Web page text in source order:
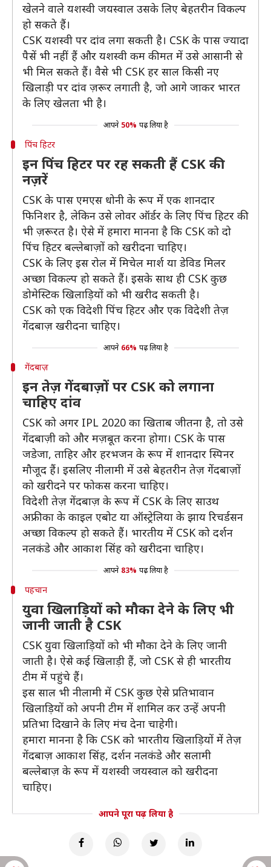
खेलने वाले यशस्वी जयस्वाल उसके लिए बेहतरीन विकल्प
हो सकते हैं।
CSK यशस्वी पर दांव लगा सकती है। CSK के पास ज्यादा
पैसें भी नहीं हैं और यशस्वी कम कीमत में उसे आसानी से
भी मिल सकते हैं। वैसे भी CSK हर साल किसी नए
खिलाड़ी पर दांव ज़रूर लगाती है, जो आगे जाकर भारत
के लिए खेलता भी है।
आपने 50% पढ़ लिया है
पिंच हिटर
इन पिंच हिटर पर रह सकती हैं CSK की
नज़रें
CSK के पास एमएस धोनी के रूप में एक शानदार
फिनिशर है, लेकिन उसे लोवर ऑर्डर के लिए पिंच हिटर की
भी ज़रूरत है। ऐसे में हमारा मानना है कि CSK को दो
पिंच हिटर बल्लेबाज़ों को खरीदना चाहिए।
CSK के लिए इस रोल में मिचेल मार्श या डेविड मिलर
अच्छा विकल्प हो सकते हैं। इसके साथ ही CSK कुछ
डोमेस्टिक खिलाड़ियों को भी खरीद सकती है।
CSK को एक विदेशी पिंच हिटर और एक विदेशी तेज़
गेंदबाज़ खरीदना चाहिए।
आपने 66% पढ़ लिया है
गेंदबाज़
इन तेज़ गेंदबाज़ों पर CSK को लगाना
चाहिए दांव
CSK को अगर IPL 2020 का खिताब जीतना है, तो उसे
गेंदबाज़ी को और मज़बूत करना होगा। CSK के पास
जडेजा, ताहिर और हरभजन के रूप में शानदार स्पिनर
मौजूद हैं। इसलिए नीलामी में उसे बेहतरीन तेज़ गेंदबाज़ों
को खरीदने पर फोकस करना चाहिए।
विदेशी तेज़ गेंदबाज़ के रूप में CSK के लिए साउथ
अफ्रीका के काइल एबोट या ऑस्ट्रेलिया के झाय रिचर्डसन
अच्छा विकल्प हो सकते हैं। भारतीय में CSK को दर्शन
नलकंडे और आकाश सिंह को खरीदना चाहिए।
आपने 83% पढ़ लिया है
पहचान
युवा खिलाड़ियों को मौका देने के लिए भी
जानी जाती है CSK
CSK युवा खिलाड़ियों को भी मौका देने के लिए जानी
जाती है। ऐसे कई खिलाड़ी हैं, जो CSK से ही भारतीय
टीम में पहुंचे हैं।
इस साल भी नीलामी में CSK कुछ ऐसे प्रतिभावान
खिलाड़ियों को अपनी टीम में शामिल कर उन्हें अपनी
प्रतिभा दिखाने के लिए मंच देना चाहेगी।
हमारा मानना है कि CSK को भारतीय खिलाड़ियों में तेज़
गेंदबाज़ आकाश सिंह, दर्शन नलकंडे और सलामी
बल्लेबाज़ के रूप में यशस्वी जयस्वाल को खरीदना
चाहिए।
आपने पूरा पढ़ लिया है